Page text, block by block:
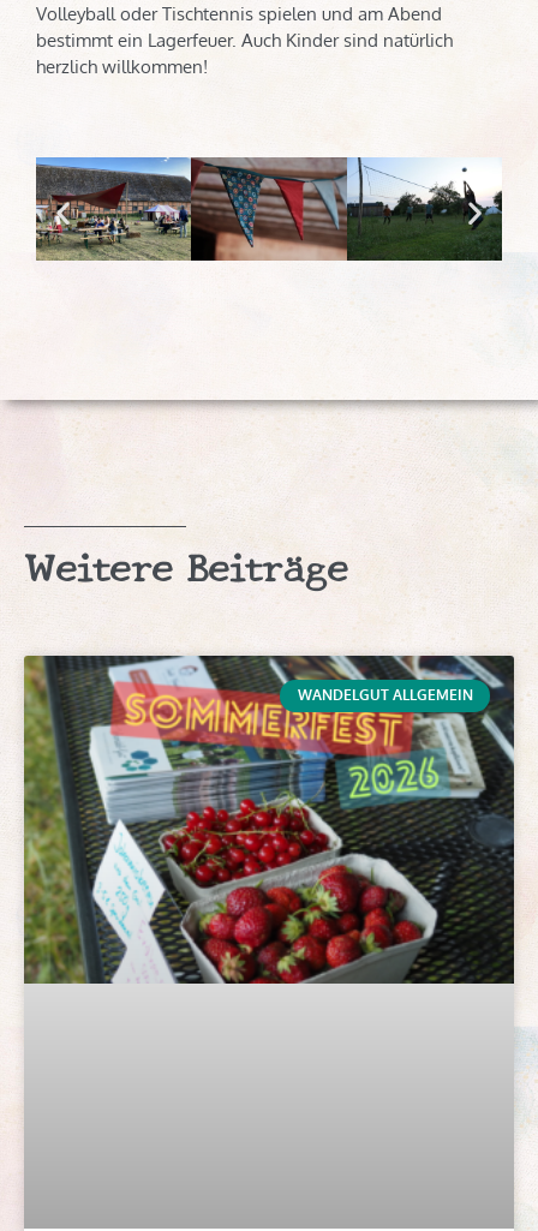
Volleyball oder Tischtennis spielen und am Abend
bestimmt ein Lagerfeuer. Auch Kinder sind natürlich
herzlich willkommen!
Weitere Beiträge
WANDELGUT ALLGEMEIN